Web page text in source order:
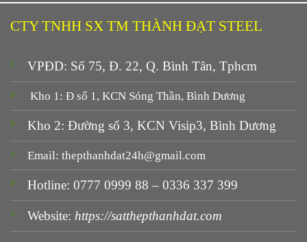
CTY TNHH SX TM THÀNH ĐẠT STEEL
VPĐD: Số 75, Đ. 22, Q. Bình Tân, Tphcm
Kho 1: Đ số 1, KCN Sóng Thần, Bình Dương
Kho 2: Đường số 3, KCN Visip3, Bình Dương
Email: thepthanhdat24h@gmail.com
Hotline: 0777 0999 88 – 0336 337 399
Website: https://satthepthanhdat.com